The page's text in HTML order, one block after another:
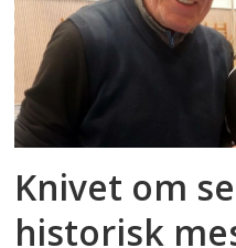
Knivet om
historisk